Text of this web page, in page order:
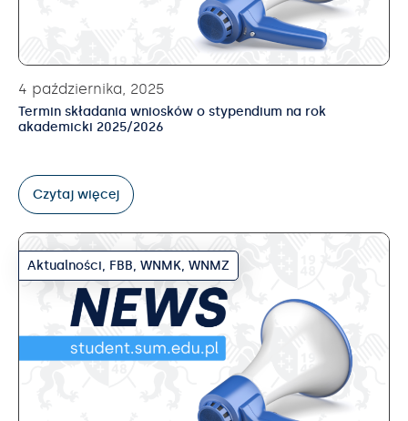
4 października, 2025
Termin składania wniosków o stypendium na rok
akademicki 2025/2026
Czytaj więcej
Aktualności, FBB, WNMK, WNMZ